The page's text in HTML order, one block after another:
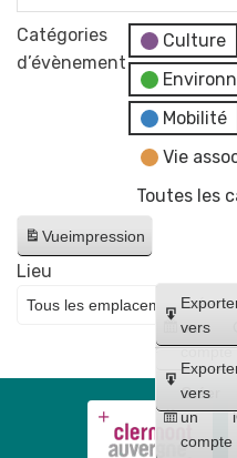
GERZAT
par
l'ANDL
Les
Musicales
Catégories
d’évènement
Culture
Mobilité
Vie
Toutes les
Vueimpression
Créer
un
compte
Créer
un
compte
vers
vers
Lieu